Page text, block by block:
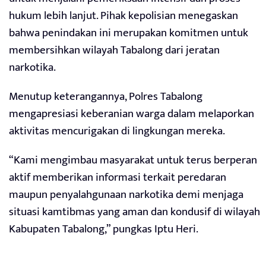
hukum lebih lanjut. Pihak kepolisian menegaskan
bahwa penindakan ini merupakan komitmen untuk
membersihkan wilayah Tabalong dari jeratan
narkotika.
Menutup keterangannya, Polres Tabalong
mengapresiasi keberanian warga dalam melaporkan
aktivitas mencurigakan di lingkungan mereka.
“Kami mengimbau masyarakat untuk terus berperan
aktif memberikan informasi terkait peredaran
maupun penyalahgunaan narkotika demi menjaga
situasi kamtibmas yang aman dan kondusif di wilayah
Kabupaten Tabalong,” pungkas Iptu Heri.